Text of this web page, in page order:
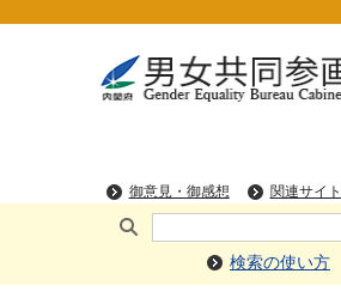
検索の使い方